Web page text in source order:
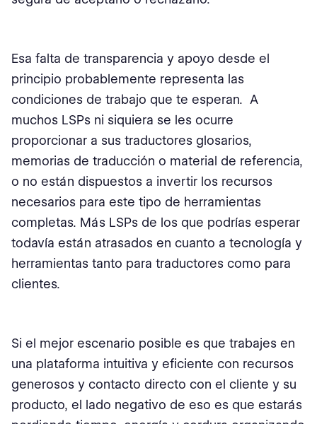
Esa falta de transparencia y apoyo desde el
principio probablemente representa las
condiciones de trabajo que te esperan. A
muchos LSPs ni siquiera se les ocurre
proporcionar a sus traductores glosarios,
memorias de traducción o material de referencia,
o no están dispuestos a invertir los recursos
necesarios para este tipo de herramientas
completas. Más LSPs de los que podrías esperar
todavía están atrasados en cuanto a tecnología y
herramientas tanto para traductores como para
clientes.
Si el mejor escenario posible es que trabajes en
una plataforma intuitiva y eficiente con recursos
generosos y contacto directo con el cliente y su
producto, el lado negativo de eso es que estarás